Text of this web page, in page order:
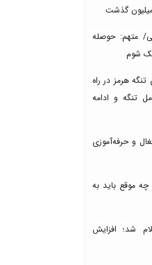
متهم: حوصله
تنگه هرمز در راه
تنگه و ادامه
و حرفه‌آموزی
موقع باید به
شد؛ افزایش